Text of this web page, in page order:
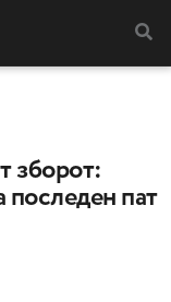
зборот:
последен пат